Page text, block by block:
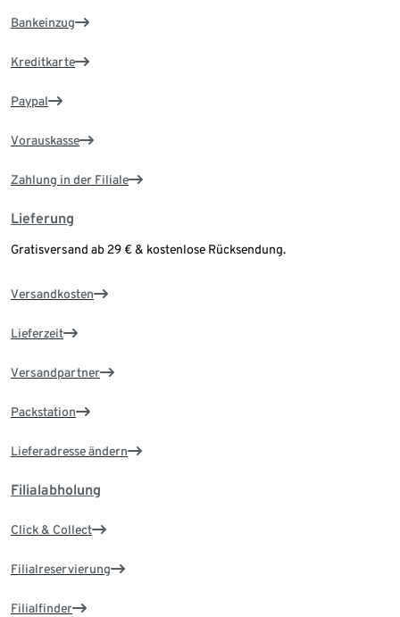
Bankeinzug
Kreditkarte
Paypal
Vorauskasse
Zahlung in der Filiale
Lieferung
Gratisversand ab 29 € & kostenlose Rücksendung.
Versandkosten
Lieferzeit
Versandpartner
Packstation
Lieferadresse ändern
Filialabholung
Click & Collect
Filialreservierung
Filialfinder